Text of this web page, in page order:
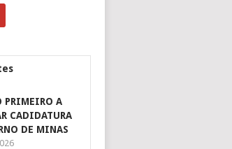
PRIMEIRO A
CADIDATURA
DE MINAS